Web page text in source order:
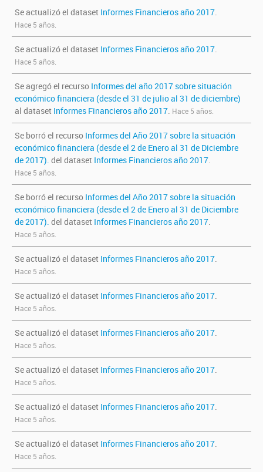
Se actualizó el dataset Informes Financieros año 2017.
Hace 5 años.
Se actualizó el dataset Informes Financieros año 2017.
Hace 5 años.
Se agregó el recurso Informes del año 2017 sobre situación
económico financiera (desde el 31 de julio al 31 de diciembre)
al dataset Informes Financieros año 2017. Hace 5 años.
Se borró el recurso Informes del Año 2017 sobre la situación
económico financiera (desde el 2 de Enero al 31 de Diciembre
de 2017). del dataset Informes Financieros año 2017.
Hace 5 años.
Se borró el recurso Informes del Año 2017 sobre la situación
económico financiera (desde el 2 de Enero al 31 de Diciembre
de 2017). del dataset Informes Financieros año 2017.
Hace 5 años.
Se actualizó el dataset Informes Financieros año 2017.
Hace 5 años.
Se actualizó el dataset Informes Financieros año 2017.
Hace 5 años.
Se actualizó el dataset Informes Financieros año 2017.
Hace 5 años.
Se actualizó el dataset Informes Financieros año 2017.
Hace 5 años.
Se actualizó el dataset Informes Financieros año 2017.
Hace 5 años.
Se actualizó el dataset Informes Financieros año 2017.
Hace 5 años.